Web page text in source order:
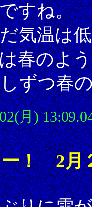
すね。
気温は
春のよ
ずつ春
月)
！ 2月